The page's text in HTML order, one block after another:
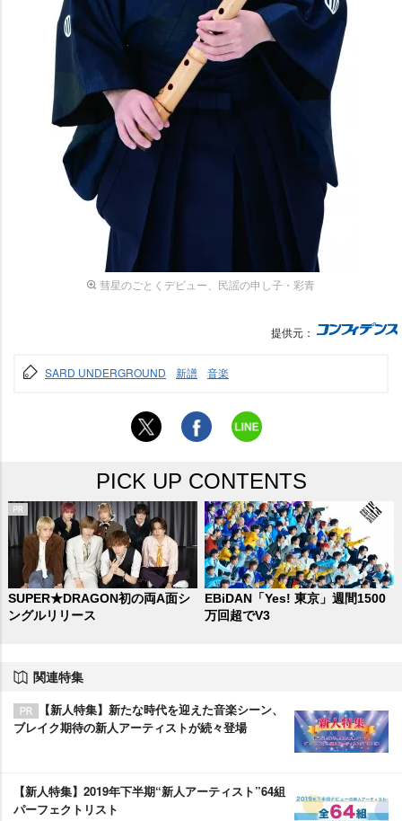
彗星のごとくデビュー、民謡の申し子・彩青
提供元：
SARD UNDERGROUND 新譜 音楽
PICK UP CONTENTS
SUPER★DRAGON初の両A面シ
ングルリリース
EBiDAN「Yes! 東京」週間1500
万回超でV3
関連特集
【新人特集】新たな時代を迎えた音楽シーン、
ブレイク期待の新人アーティストが続々登場
【新人特集】2019年下半期“新人アーティスト”64組
パーフェクトリスト